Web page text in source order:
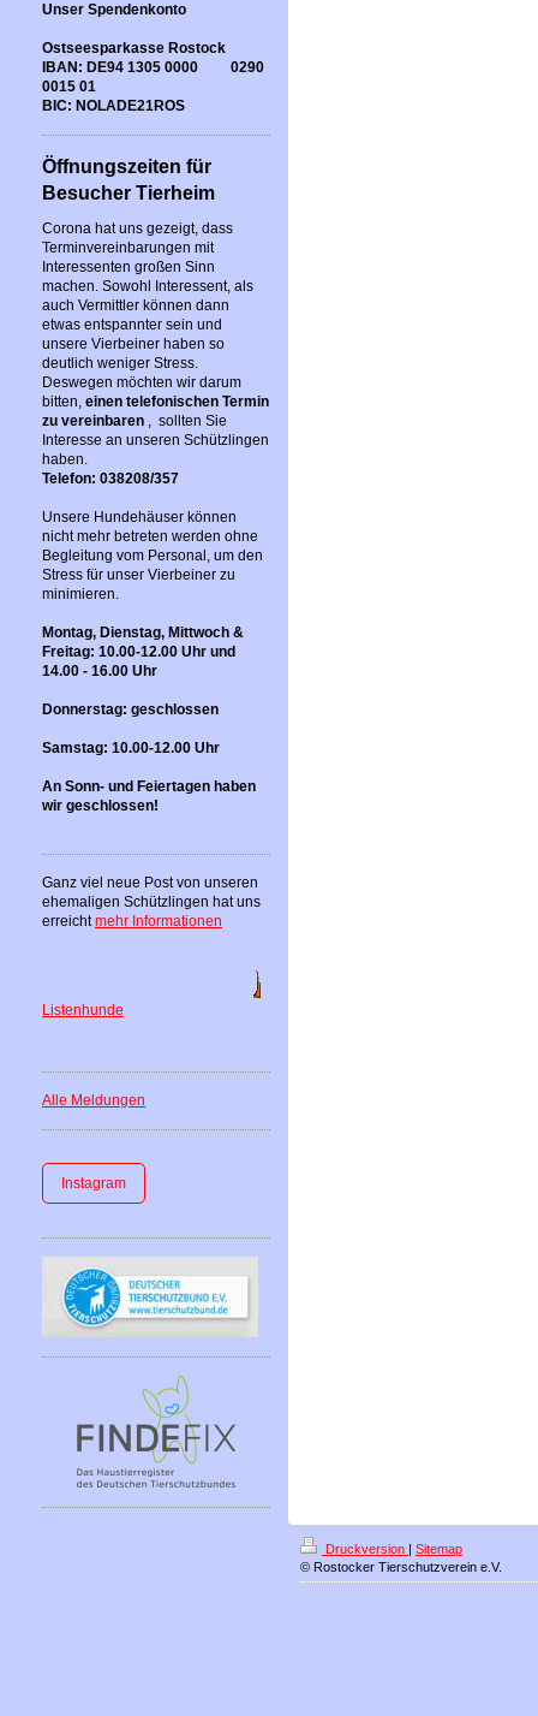
Unser Spendenkonto
Ostseesparkasse Rostock
IBAN: DE94 1305 0000 0290
0015 01
BIC: NOLADE21ROS
Öffnungszeiten für
Besucher Tierheim
Corona hat uns gezeigt, dass
Terminvereinbarungen mit
Interessenten großen Sinn
machen. Sowohl Interessent, als
auch Vermittler können dann
etwas entspannter sein und
unsere Vierbeiner haben so
deutlich weniger Stress.
Deswegen möchten wir darum
bitten, einen telefonischen Termin
zu vereinbaren , sollten Sie
Interesse an unseren Schützlingen
haben.
Telefon: 038208/357
Unsere Hundehäuser können
nicht mehr betreten werden ohne
Begleitung vom Personal, um den
Stress für unser Vierbeiner zu
minimieren.
Montag, Dienstag, Mittwoch &
Freitag: 10.00-12.00 Uhr und
14.00 - 16.00 Uhr
Donnerstag: geschlossen
Samstag: 10.00-12.00 Uhr
An Sonn- und Feiertagen haben
wir geschlossen!
Ganz viel neue Post von unseren
ehemaligen Schützlingen hat uns
erreichtmehr Informationen
Listenhunde
Alle Meldungen
Instagram
Druckversion | Sitemap
© Rostocker Tierschutzverein e.V.